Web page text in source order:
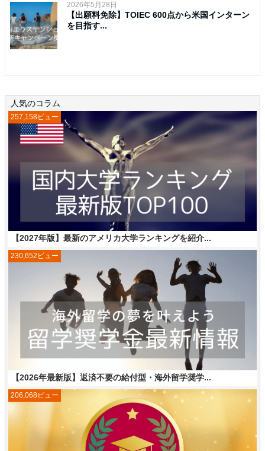
2026年5月28日
【出願料免除】TOIEC 600点から米国インターン
を目指す...
人気のコラム
【2027年版】最新のアメリカ大学ランキングを紹介...
257,158ビュー
【2026年最新版】返済不要の給付型・海外留学奨学...
230,652ビュー
206,068ビュー